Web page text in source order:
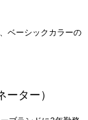
ベーシックカラーの
ター）